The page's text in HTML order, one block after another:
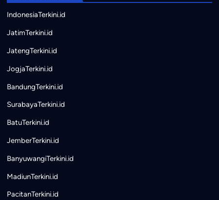
IndonesiaTerkini.id
JatimTerkini.id
JatengTerkini.id
JogjaTerkini.id
BandungTerkini.id
SurabayaTerkini.id
BatuTerkini.id
JemberTerkini.id
BanyuwangiTerkini.id
MadiunTerkini.id
PacitanTerkini.id